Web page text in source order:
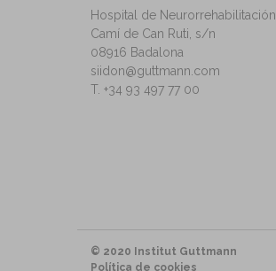
Hospital de Neurorrehabilitación
Camí de Can Ruti, s/n
08916 Badalona
siidon@guttmann.com
T. +34 93 497 77 00
© 2020 Institut Guttmann
Política de cookies